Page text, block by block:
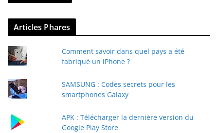
z
v
r
e
e
-
a
Articles Phares
Comment savoir dans quel pays a été
fabriqué un iPhone ?
SAMSUNG : Codes secrets pour les
smartphones Galaxy
APK : Télécharger la dernière version du
Google Play Store